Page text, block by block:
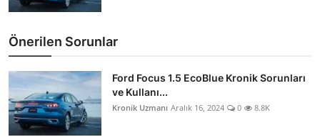
Önerilen Sorunlar
Ford Focus 1.5 EcoBlue Kronik Sorunları
ve Kullanı...
Kronik Uzmanı Aralık 16, 2024 0 8.8K